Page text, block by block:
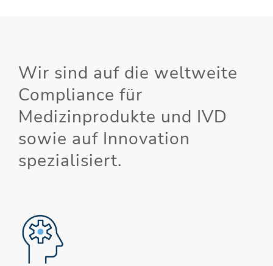
Wir sind auf die weltweite
Compliance für
Medizinprodukte und IVD
sowie auf Innovation
spezialisiert.